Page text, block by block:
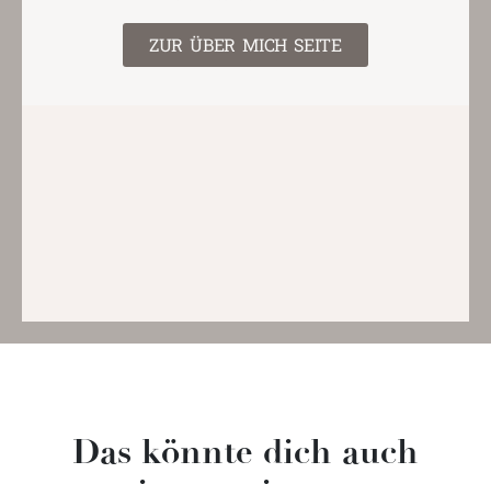
ZUR ÜBER MICH SEITE
Das könnte dich auch